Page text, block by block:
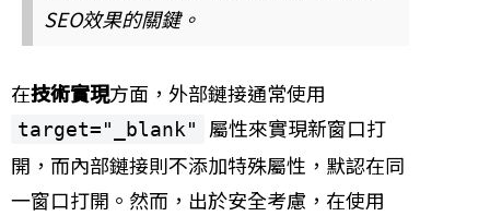
SEO效果的關鍵。
在技術實現方面，外部鏈接通常使用
target="_blank"
屬性來實現新窗口打
開，而內部鏈接則不添加特殊屬性，默認在同
一窗口打開。然而，出於安全考慮，在使用